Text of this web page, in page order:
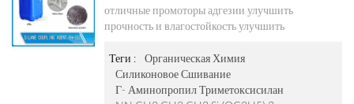
550
отличные промоторы адгезии улучшить
прочность и влагостойкость улучшить
полимера повысить влагостойкость и повысить
упругость сжатия улучшить физическую и
механическую армированную пластичную сухую
Теги :
Органическая Химия
Силиконовое Сшивание
Γ- Аминопропил Триметоксисилан